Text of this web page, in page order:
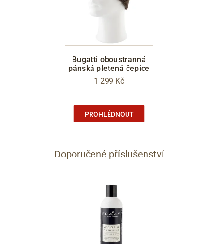
Bugatti oboustranná
pánská pletená čepice
1 299 Kč
PROHLÉDNOUT
Doporučené příslušenství